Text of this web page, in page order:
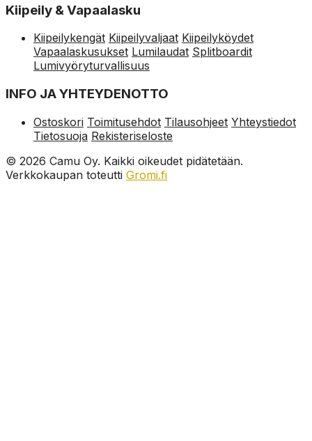
Kiipeily & Vapaalasku
Kiipeilykengät Kiipeilyvaljaat Kiipeilyköydet
Vapaalaskusukset Lumilaudat Splitboardit
Lumivyöryturvallisuus
INFO JA YHTEYDENOTTO
Ostoskori Toimitusehdot Tilausohjeet Yhteystiedot
Tietosuoja Rekisteriseloste
© 2026 Camu Oy. Kaikki oikeudet pidätetään.
Verkkokaupan toteutti Gromi.fi